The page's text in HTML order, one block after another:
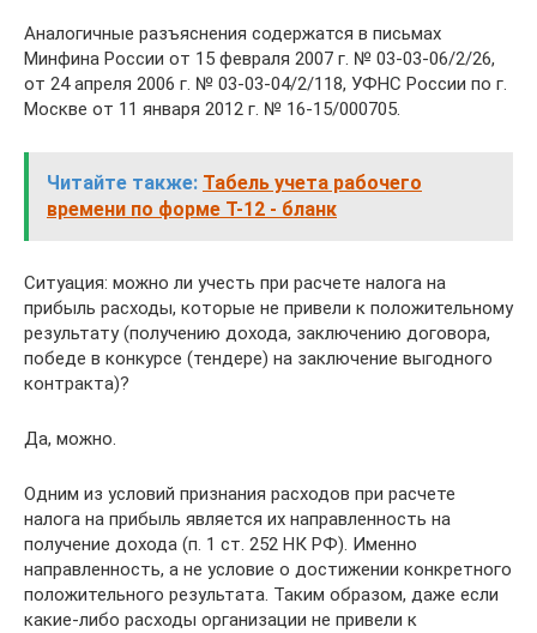
Аналогичные разъяснения содержатся в письмах
Минфина России от 15 февраля 2007 г. № 03-03-06/2/26,
от 24 апреля 2006 г. № 03-03-04/2/118, УФНС России по г.
Москве от 11 января 2012 г. № 16-15/000705.
Читайте также: Табель учета рабочего
времени по форме Т-12 - бланк
Ситуация: можно ли учесть при расчете налога на
прибыль расходы, которые не привели к положительному
результату (получению дохода, заключению договора,
победе в конкурсе (тендере) на заключение выгодного
контракта)?
Да, можно.
Одним из условий признания расходов при расчете
налога на прибыль является их направленность на
получение дохода (п. 1 ст. 252 НК РФ). Именно
направленность, а не условие о достижении конкретного
положительного результата. Таким образом, даже если
какие-либо расходы организации не привели к